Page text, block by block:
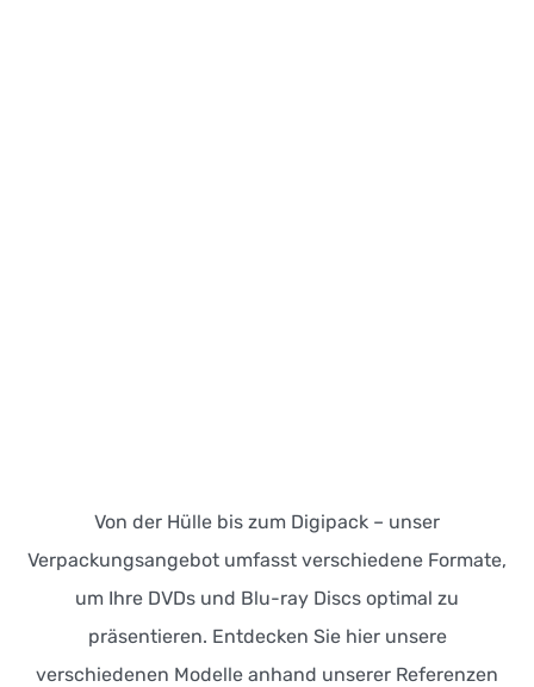
Von der Hülle bis zum Digipack – unser
Verpackungsangebot umfasst verschiedene Formate,
um Ihre DVDs und Blu-ray Discs optimal zu
präsentieren. Entdecken Sie hier unsere
verschiedenen Modelle anhand unserer Referenzen